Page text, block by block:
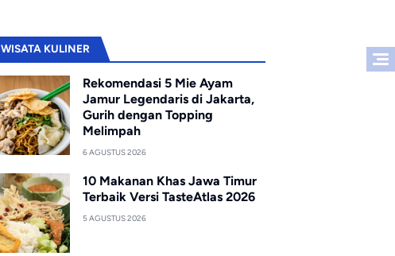
WISATA KULINER
Rekomendasi 5 Mie Ayam
Jamur Legendaris di Jakarta,
Gurih dengan Topping
Melimpah
6 AGUSTUS 2026
10 Makanan Khas Jawa Timur
Terbaik Versi TasteAtlas 2026
5 AGUSTUS 2026